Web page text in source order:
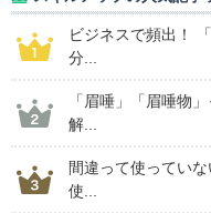
ビジネスで頻出！
分...
「眉唾」「眉唾物
解...
間違って使ってい
使...